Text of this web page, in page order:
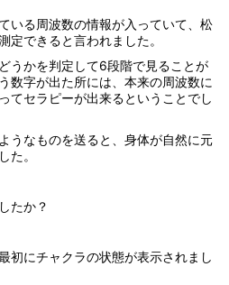
いる周波数の情報が入っていて、松
定できると言われました。
うかを判定して6段階で見ることが
数字が出た所には、本来の周波数に
てセラピーが出来るということでし
うなものを送ると、身体が自然に元
た。
たか？
初にチャクラの状態が表示されまし